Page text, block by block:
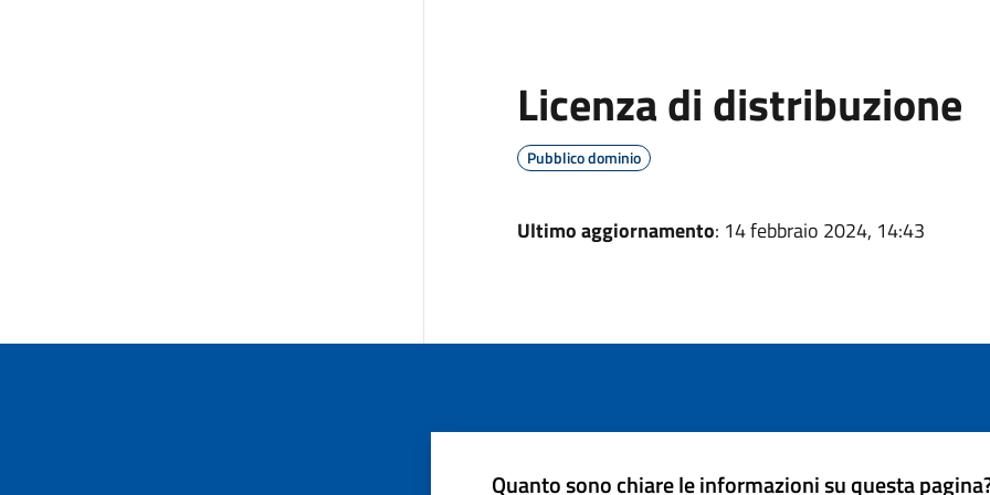
Licenza di distribuzione
Pubblico dominio
Ultimo aggiornamento: 14 febbraio 2024, 14:43
Quanto sono chiare le informazioni su questa